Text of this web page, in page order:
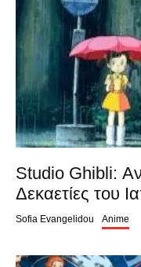
Studio Ghibli:
Δεκαετίες του
Sofia Evangelidou Anime